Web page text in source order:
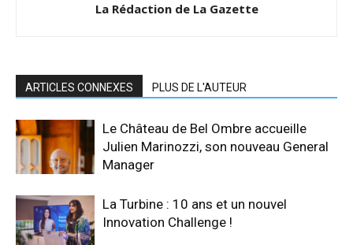
La Rédaction de La Gazette
ARTICLES CONNEXES PLUS DE L'AUTEUR
Le Château de Bel Ombre accueille
Julien Marinozzi, son nouveau General
Manager
La Turbine : 10 ans et un nouvel
Innovation Challenge !